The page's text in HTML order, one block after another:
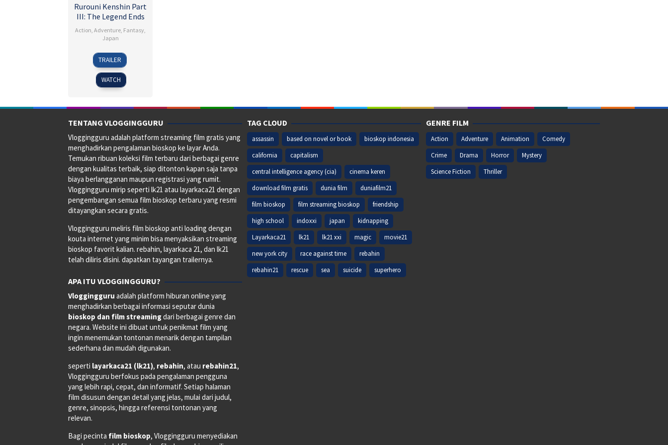
Rurouni Kenshin Part
III: The Legend Ends
Action, Adventure, Fantasy,
Japan
13
Sep
2014
Keishi
Otomo
TRAILER
WATCH
TENTANG VLOGGINGGURU
Vloggingguru adalah platform streaming film gratis yang
menghadirkan pengalaman bioskop ke layar Anda.
Temukan ribuan koleksi film terbaru dari berbagai genre
dengan kualitas terbaik, siap ditonton kapan saja tanpa
biaya berlangganan maupun registrasi yang rumit.
Vloggingguru mirip seperti lk21 atau layarkaca21 dengan
pengembangan semua film bioskop terbaru yang resmi
ditayangkan secara gratis.
Vloggingguru meliris film bioskop anti loading dengan
kouta internet yang minim bisa menyaksikan streaming
bioskop favorit kalian. rebahin, layarkaca 21, dan lk21
telah diliris disini. dapatkan tayangan trailernya.
APA ITU VLOGGINGGURU?
Vloggingguru adalah platform hiburan online yang
menghadirkan berbagai informasi seputar dunia
bioskop dan film streamingdari berbagai genre dan
negara. Website ini dibuat untuk penikmat film yang
ingin menemukan tontonan menarik dengan tampilan
sederhana dan mudah digunakan.
seperti layarkaca21 (lk21), rebahin, atau rebahin21,
Vloggingguru berfokus pada pengalaman pengguna
yang lebih rapi, cepat, dan informatif. Setiap halaman
film disusun dengan detail yang jelas, mulai dari judul,
genre, sinopsis, hingga referensi tontonan yang
relevan.
Bagi pecinta film bioskop, Vloggingguru menyediakan
TAG CLOUD
assassin based on novel or book
bioskop indonesia
california
capitalism
central intelligence agency (cia)
cinema keren
download film gratis
dunia film
duniafilm21
film bioskop
film streaming bioskop
friendship
high school
indoxxi japan
kidnapping
Layarkaca21
lk21 lk21 xxi magic
movie21
new york city
race against time
rebahin
rebahin21
rescue sea suicide superhero
GENRE FILM
Action Adventure Animation
Comedy
Crime
Drama Horror
Mystery
Science Fiction
Thriller